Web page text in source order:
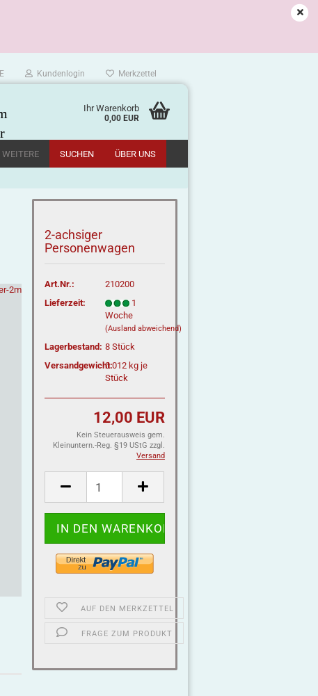
Kundenlogin Merkzettel
Ihr Warenkorb
0,00 EUR
SUCHEN ÜBER UNS
WEITERE
2-achsiger
Personenwagen
Art.Nr.:
210200
Lieferzeit:
1
Woche
(Ausland abweichend)
Lagerbestand: 8Stück
Versandgewicht:0.012 kg je
Stück
12,00 EUR
Kein Steuerausweis gem.
Kleinuntern.-Reg. §19 UStG zzgl.
Versand
AUF DEN MERKZETTEL
FRAGE ZUM PRODUKT